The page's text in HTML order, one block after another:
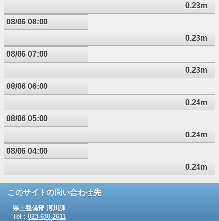
0.23m
08/06 08:00
0.23m
08/06 07:00
0.23m
08/06 06:00
0.24m
08/06 05:00
0.24m
08/06 04:00
0.24m
このサイトの問い合わせ先
県土整備部 河川課
Tel： 023-630-2611